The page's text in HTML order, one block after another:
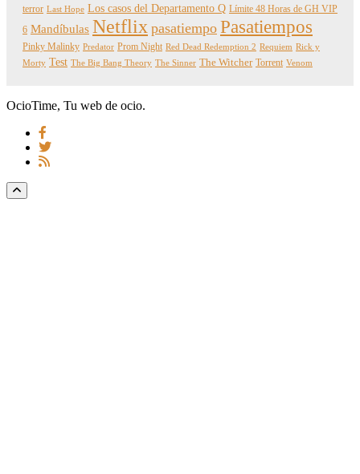
terror Last Hope Los casos del Departamento Q Límite 48 Horas de GH VIP
6 Mandíbulas Netflix pasatiempo Pasatiempos
Pinky Malinky Predator Prom Night Red Dead Redemption 2 Requiem Rick y
Morty Test The Big Bang Theory The Sinner The Witcher Torrent Venom
OcioTime, Tu web de ocio.